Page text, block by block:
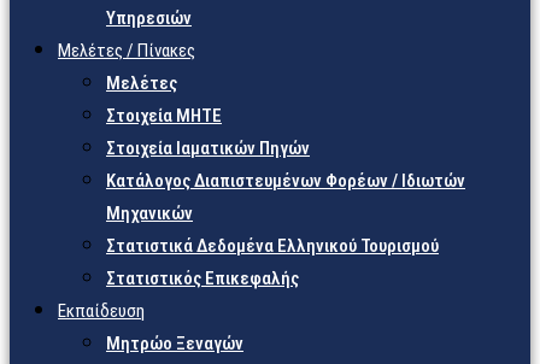
Υπηρεσιών
Μελέτες / Πίνακες
Μελέτες
Στοιχεία ΜΗΤΕ
Στοιχεία Ιαματικών Πηγών
Κατάλογος Διαπιστευμένων Φορέων / Ιδιωτών
Μηχανικών
Στατιστικά Δεδομένα Ελληνικού Τουρισμού
Στατιστικός Επικεφαλής
Εκπαίδευση
Μητρώο Ξεναγών